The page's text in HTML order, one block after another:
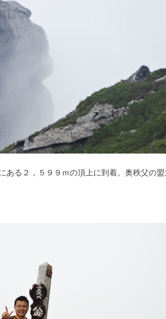
ある２，５９９ｍの頂上に到着。奥秩父の